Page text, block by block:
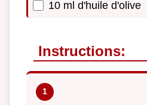
10 ml d'huile d'olive
Instructions: